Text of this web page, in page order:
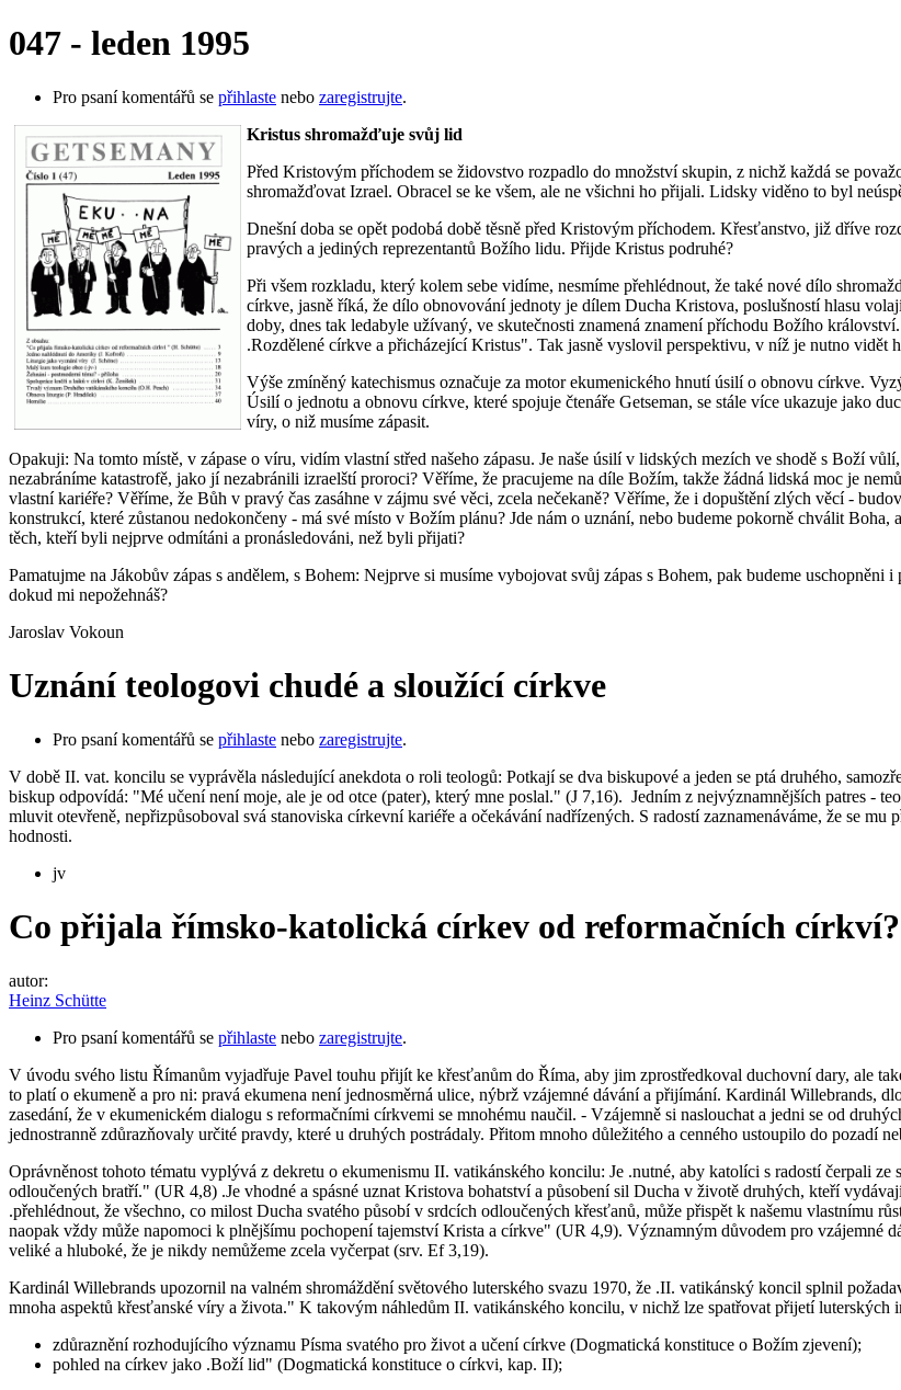
047 - leden 1995
Pro psaní komentářů se přihlaste nebo zaregistrujte.
Kristus shromažďuje svůj lid
Před Kristovým příchodem se židovstvo rozpadlo do množství skupin, z nichž každá se
shromažďovat Izrael. Obracel se ke všem, ale ne všichni ho přijali. Lidsky viděno to byl
Dnešní doba se opět podobá době těsně před Kristovým příchodem. Křesťanstvo, již dříve
pravých a jediných reprezentantů Božího lidu. Přijde Kristus podruhé?
Při všem rozkladu, který kolem sebe vidíme, nesmíme přehlédnout, že také nové dílo
církve, jasně říká, že dílo obnovování jednoty je dílem Ducha Kristova, poslušností hlasu
doby, dnes tak ledabyle užívaný, ve skutečnosti znamená znamení příchodu Božího
.Rozdělené církve a přicházející Kristus". Tak jasně vyslovil perspektivu, v níž je nutno vidět
Výše zmíněný katechismus označuje za motor ekumenického hnutí úsilí o obnovu církve.
Úsilí o jednotu a obnovu církve, které spojuje čtenáře Getseman, se stále více ukazuje jako
víry, o niž musíme zápasit.
Opakuji: Na tomto místě, v zápase o víru, vidím vlastní střed našeho zápasu. Je naše úsilí v lidských mezích ve shodě s Boží
nezabráníme katastrofě, jako jí nezabránili izraelští proroci? Věříme, že pracujeme na díle Božím, takže žádná lidská moc je
vlastní kariéře? Věříme, že Bůh v pravý čas zasáhne v zájmu své věci, zcela nečekaně? Věříme, že i dopuštění zlých věcí -
konstrukcí, které zůstanou nedokončeny - má své místo v Božím plánu? Jde nám o uznání, nebo budeme pokorně chválit
těch, kteří byli nejprve odmítáni a pronásledováni, než byli přijati?
Pamatujme na Jákobův zápas s andělem, s Bohem: Nejprve si musíme vybojovat svůj zápas s Bohem, pak budeme
dokud mi nepožehnáš?
Jaroslav Vokoun
Uznání teologovi chudé a sloužící církve
Pro psaní komentářů se přihlaste nebo zaregistrujte.
V době II. vat. koncilu se vyprávěla následující anekdota o roli teologů: Potkají se dva biskupové a jeden se ptá druhého,
biskup odpovídá: "Mé učení není moje, ale je od otce (pater), který mne poslal." (J 7,16). Jedním z nejvýznamnějších patres -
mluvit otevřeně, nepřizpůsoboval svá stanoviska církevní kariéře a očekávání nadřízených. S radostí zaznamenáváme, že se
hodnosti.
jv
Co přijala římsko-katolická církev od reformačních církví?
autor:
Heinz Schütte
Pro psaní komentářů se přihlaste nebo zaregistrujte.
V úvodu svého listu Římanům vyjadřuje Pavel touhu přijít ke křesťanům do Říma, aby jim zprostředkoval duchovní dary, ale
to platí o ekumeně a pro ni: pravá ekumena není jednosměrná ulice, nýbrž vzájemné dávání a přijímání. Kardinál Willebrands,
zasedání, že v ekumenickém dialogu s reformačními církvemi se mnohému naučil. - Vzájemně si naslouchat a jedni se od
jednostranně zdůrazňovaly určité pravdy, které u druhých postrádaly. Přitom mnoho důležitého a cenného ustoupilo do pozadí
Oprávněnost tohoto tématu vyplývá z dekretu o ekumenismu II. vatikánského koncilu: Je .nutné, aby katolíci s radostí čerpali
odloučených bratří." (UR 4,8) .Je vhodné a spásné uznat Kristova bohatství a působení sil Ducha v životě druhých, kteří
.přehlédnout, že všechno, co milost Ducha svatého působí v srdcích odloučených křesťanů, může přispět k našemu vlastnímu
naopak vždy může napomoci k plnějšímu pochopení tajemství Krista a církve" (UR 4,9). Významným důvodem pro
veliké a hluboké, že je nikdy nemůžeme zcela vyčerpat (srv. Ef 3,19).
Kardinál Willebrands upozornil na valném shromáždění světového luterského svazu 1970, že .II. vatikánský koncil splnil
mnoha aspektů křesťanské víry a života." K takovým náhledům II. vatikánského koncilu, v nichž lze spatřovat přijetí
zdůraznění rozhodujícího významu Písma svatého pro život a učení církve (Dogmatická konstituce o Božím zjevení);
pohled na církev jako .Boží lid" (Dogmatická konstituce o církvi, kap. II);